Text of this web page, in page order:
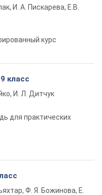
И. А. Пискарева, Е.В.
курс
класс
И. Л. Дитчук
для практических
Ф. Я. Божинова, Е.